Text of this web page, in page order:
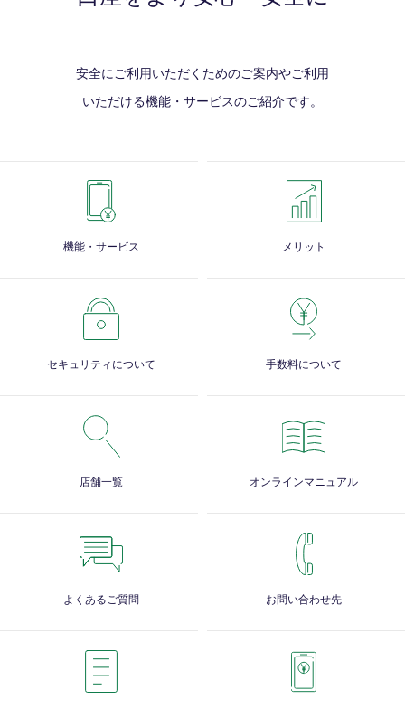
安全にご利用いただくためのご案内やご利用
いただける機能・サービスのご紹介です。
機能・サービス メリット
セキュリティについて 手数料について
店舗一覧 オンラインマニュアル
よくあるご質問 お問い合わせ先